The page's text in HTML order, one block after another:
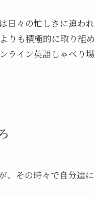
日々の忙しさに追わ
りも積極的に取り組
ライン英語しゃべり
、その時々で自分達